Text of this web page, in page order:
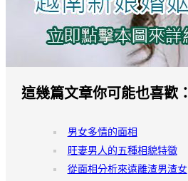
這幾篇文章你可能也喜歡：
男女多情的面相
旺妻男人的五種相貌特徵
從面相分析來遠離渣男渣女